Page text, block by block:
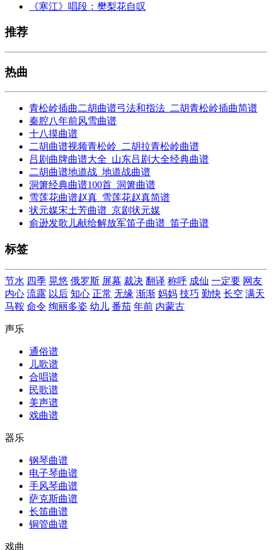
《寒江》唱段：樊梨花自叹
推荐
热曲
青松岭插曲二胡曲谱弓法和指法_二胡青松岭插曲简谱
秦腔八年前风雪曲谱
十八摸曲谱
二胡曲谱视频青松岭_二胡拉青松岭曲谱
吕剧曲牌曲谱大全_山东吕剧大全经典曲谱
二胡曲谱地道战_地道战曲谱
洞箫经典曲谱100首_洞箫曲谱
雪莲花曲谱赵真_雪莲花赵真简谱
状元媒宋土芳曲谱_京剧状元媒
俞逊发歌儿献给解放军笛子曲谱_笛子曲谱
标签
节水 四季 晃悠 俄罗斯 屏幕 裁决 翻译 称呼 成仙 一定要 网友
内心 流露 以后 知心 正常 无缘 渐渐 妈妈 技巧 勤快 长空 满天
马鞍 命令 绚丽多姿 幼儿 番茄 年前 内蒙古
声乐
通俗谱
儿歌谱
合唱谱
民歌谱
美声谱
戏曲谱
器乐
钢琴曲谱
电子琴曲谱
手风琴曲谱
萨克斯曲谱
长笛曲谱
铜管曲谱
戏曲